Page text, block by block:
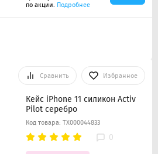
по акции. Подробнее
Сравнить Избранное
Кейс iPhone 11 силикон Activ
Pilot серебро
Код товара: ТХ000044833
0